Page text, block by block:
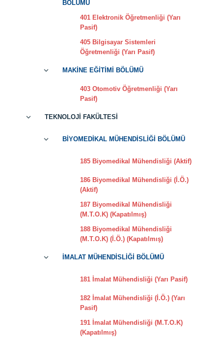
BÖLÜMÜ
401 Elektronik Öğretmenliği (Yarı
Pasif)
405 Bilgisayar Sistemleri
Öğretmenliği (Yarı Pasif)
MAKİNE EĞİTİMİ BÖLÜMÜ
403 Otomotiv Öğretmenliği (Yarı
Pasif)
TEKNOLOJİ FAKÜLTESİ
BİYOMEDİKAL MÜHENDİSLİĞİ BÖLÜMÜ
185 Biyomedikal Mühendisliği (Aktif)
186 Biyomedikal Mühendisliği (İ.Ö.)
(Aktif)
187 Biyomedikal Mühendisliği
(M.T.O.K) (Kapatılmış)
188 Biyomedikal Mühendisliği
(M.T.O.K) (İ.Ö.) (Kapatılmış)
İMALAT MÜHENDİSLİĞİ BÖLÜMÜ
181 İmalat Mühendisliği (Yarı Pasif)
182 İmalat Mühendisliği (İ.Ö.) (Yarı
Pasif)
191 İmalat Mühendisliği (M.T.O.K)
(Kapatılmış)